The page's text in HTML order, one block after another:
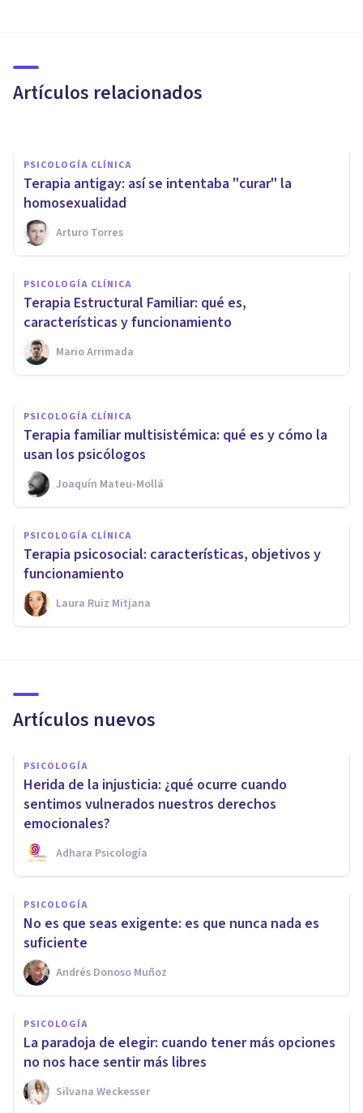
Artículos relacionados
psiquiatría
PSICOLOGÍA CLÍNICA
Terapia antigay: así se intentaba "curar" la
homosexualidad
Arturo Torres
PSICOLOGÍA CLÍNICA
Terapia Estructural Familiar: qué es,
características y funcionamiento
Mario Arrimada
PSICOLOGÍA CLÍNICA
Terapia centrada en la
compasión (CFT): qué es, fases,
y para qué sirve
Álvaro Ruiz De Ocenda
PSICOLOGÍA CLÍNICA
Terapia familiar multisistémica: qué es y cómo la
usan los psicólogos
Joaquín Mateu-Mollá
PSICOLOGÍA CLÍNICA
Terapia psicosocial: características, objetivos y
funcionamiento
Laura Ruiz Mitjana
Artículos nuevos
PSICOLOGÍA
Herida de la injusticia: ¿qué ocurre cuando
sentimos vulnerados nuestros derechos
emocionales?
Adhara Psicología
PSICOLOGÍA
No es que seas exigente: es que nunca nada es
suficiente
Andrés Donoso Muñoz
PSICOLOGÍA
La paradoja de elegir: cuando tener más opciones
no nos hace sentir más libres
Silvana Weckesser